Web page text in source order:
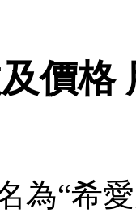
價格
為“希